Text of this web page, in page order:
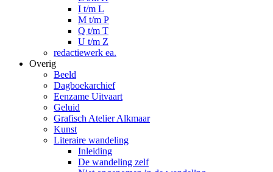
I t/m L
M t/m P
Q t/m T
U t/m Z
redactiewerk ea.
Overig
Beeld
Dagboekarchief
Eenzame Uitvaart
Geluid
Grafisch Atelier Alkmaar
Kunst
Literaire wandeling
Inleiding
De wandeling zelf